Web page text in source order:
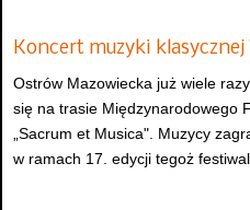
Koncert muzyki klasycznej
Ostrów Mazowiecka już wiele
się na trasie Międzynarodowego
„Sacrum et Musica". Muzycy
w ramach 17. edycji tegoż